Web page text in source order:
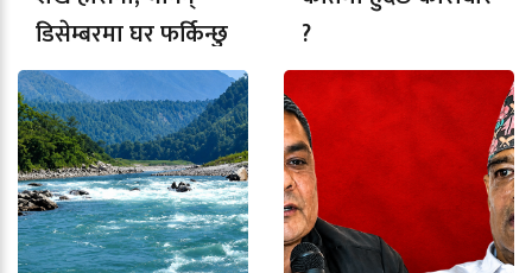
डिसेम्बरमा घर फर्किन्छु
?